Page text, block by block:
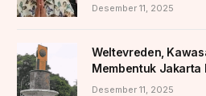
Desember 11, 2025
Weltevreden,
Membentuk Jakarta
Desember 11, 2025